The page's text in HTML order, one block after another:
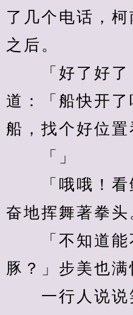
了几个电话，
之后。
「好了好了
道：「船快开
船，找个好位置
「」
「哦哦！看
奋地挥舞著拳头
「不知道能
豚？」步美也满
一行人说说